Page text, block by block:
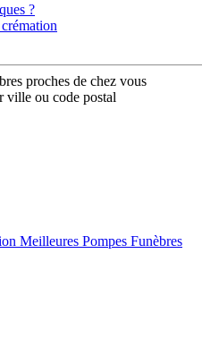
?
proches de chez vous
ville ou code postal
Meilleures Pompes Funèbres